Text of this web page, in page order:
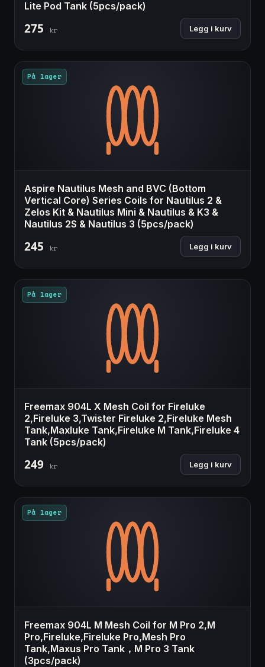
Lite Pod Tank (5pcs/pack)
275 kr Legg i kurv
På lager
Aspire Nautilus Mesh and BVC (Bottom
Vertical Core) Series Coils for Nautilus 2 &
Zelos Kit & Nautilus Mini & Nautilus & K3 &
Nautilus 2S & Nautilus 3 (5pcs/pack)
245 kr Legg i kurv
På lager
Freemax 904L X Mesh Coil for Fireluke
2,Fireluke 3,Twister Fireluke 2,Fireluke Mesh
Tank,Maxluke Tank,Fireluke M Tank,Fireluke 4
Tank (5pcs/pack)
249 kr Legg i kurv
På lager
Freemax 904L M Mesh Coil for M Pro 2,M
Pro,Fireluke,Fireluke Pro,Mesh Pro
Tank,Maxus Pro Tank，M Pro 3 Tank
(3pcs/pack)